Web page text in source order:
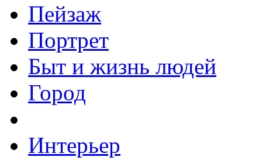
Пейзаж
Портрет
Быт и жизнь людей
Город
Интерьер